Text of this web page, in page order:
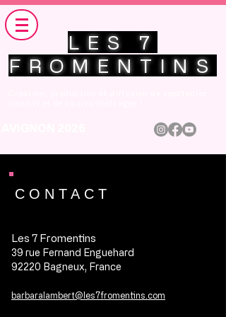
LES 7
FROMENTINS
CONTACT
Les 7 Fromentins
39 rue Fernand Enguehard
92220 Bagneux, France
barbaralambert@les7fromentins.com